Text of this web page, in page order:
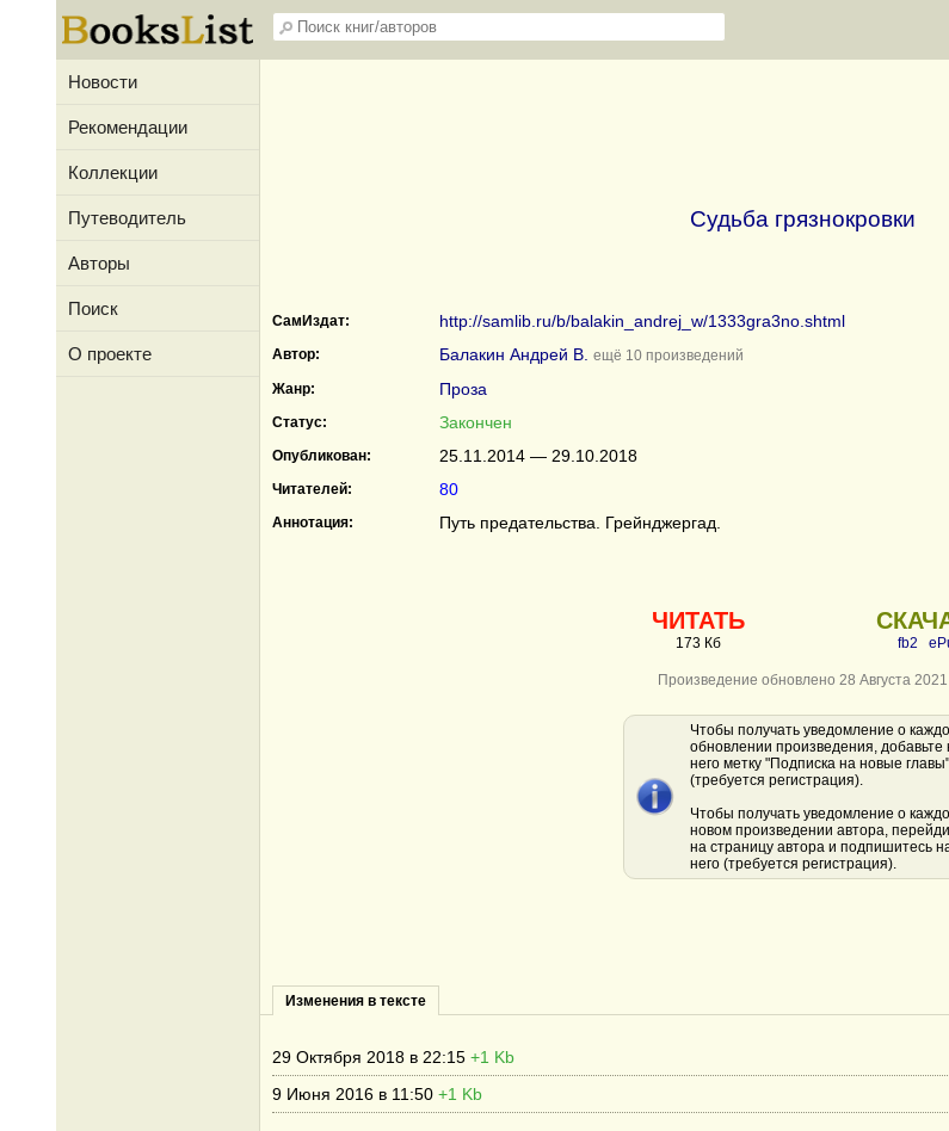
Новости
Рекомендации
Коллекции
Путеводитель
Авторы
Поиск
О проекте
Судьба грязнокровки
СамИздат: http://samlib.ru/b/balakin_andrej_w/1333gra3no.shtml
Автор: Балакин Андрей В. ещё 10 произведений
Жанр:
Проза
Статус: Закончен
Опубликован: 25.11.2014 — 29.10.2018
Читателей: 80
Аннотация: Путь предательства. Грейнджергад.
ЧИТАТЬ
173 Кб fb2
Произведение обновлено 28 Августа 2021
Чтобы получать уведомление о
обновлении произведения, добавьте
него метку "Подписка на новые главы"
(требуется регистрация).
Чтобы получать уведомление о
новом произведении автора,
на страницу автора и подпишитесь
него (требуется регистрация).
Изменения в тексте
29 Октября 2018 в 22:15 +1 Kb
9 Июня 2016 в 11:50 +1 Kb